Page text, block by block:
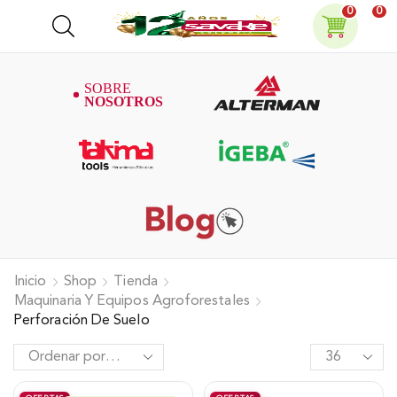
0 0
Inicio Shop
Tienda
Maquinaria Y Equipos Agroforestales
Perforación De Suelo